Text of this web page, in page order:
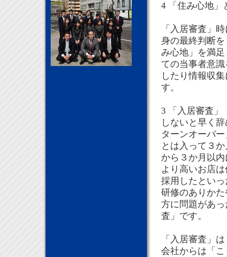
4 「住み心地」
「入居審査」
身の最終判断
み心地」を満
ての当事者意
したり情報収
す。
3 「入居審査」
しないと早く
ターンオーバ
とは入って３
から３か月以
より高いお店
採用したとい
研修のありか
方に問題があ
査」です。
「入居審査」
会社からは「